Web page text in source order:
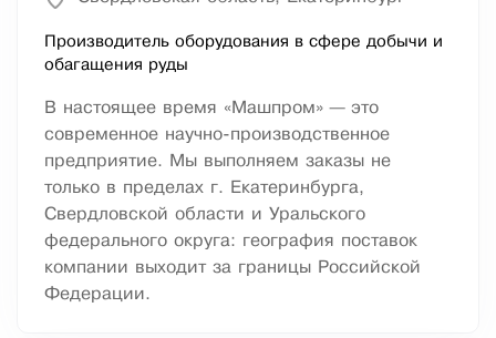
Производитель оборудования в сфере добычи и
обагащения руды
В настоящее время «Машпром» — это
современное научно-производственное
предприятие. Мы выполняем заказы не
только в пределах г. Екатеринбурга,
Свердловской области и Уральского
федерального округа: география поставок
компании выходит за границы Российской
Федерации.